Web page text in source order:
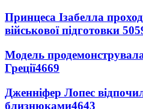
Принцеса Ізабелла
військової підготовки
Модель
Греції4669
Дженніфер Лопес
близнюками4643